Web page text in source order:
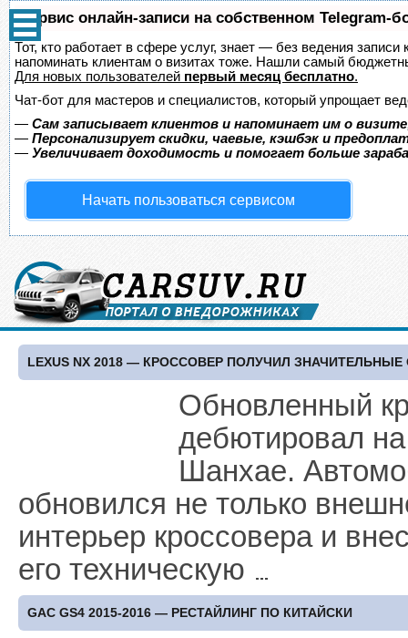
Сервис онлайн-записи на собственном Telegram-
Тот, кто работает в сфере услуг, знает — без ведения
напоминать клиентам о визитах тоже. Нашли самый
Для новых пользователей первый месяц бесплатно.
Чат-бот для мастеров и специалистов, который упрощает
— Сам записывает клиентов и напоминает им о
— Персонализирует скидки, чаевые, кэшбэк и
— Увеличивает доходимость и помогает больше
Начать пользоваться сервисом
LEXUS NX 2018 — КРОССОВЕР ПОЛУЧИЛ
Обновленный
дебютировал
Шанхае.
обновился не только
интерьер кроссовера и
его техническую
GAC GS4 2015-2016 — РЕСТАЙЛИНГ ПО КИТАЙСКИ